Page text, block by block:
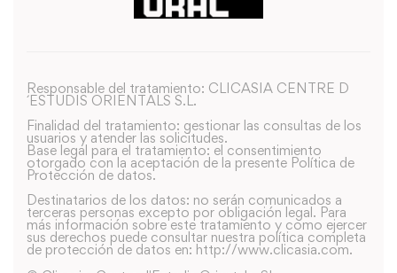
Responsable del tratamiento: CLICASIA CENTRE D
´ESTUDIS ORIENTALS S.L.
Finalidad del tratamiento: gestionar las consultas de los
usuarios y atender las solicitudes.
Base legal para el tratamiento: el consentimiento
otorgado con la aceptación de la presente Política de
Protección de datos.
Destinatarios de los datos: no serán comunicados a
terceras personas excepto por obligación legal. Para
más información sobre este tratamiento y como ejercer
sus derechos puede consultar nuestra política completa
de protección de datos en: http://www.clicasia.com.